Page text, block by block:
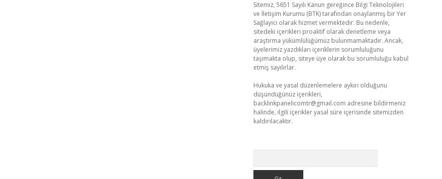
Sitemiz, 5651 Sayılı Kanun gereğince Bilgi Teknolojileri
ve İletişim Kurumu (BTK) tarafından onaylanmış bir Yer
Sağlayıcı olarak hizmet vermektedir. Bu nedenle,
sitedeki içerikleri proaktif olarak denetleme veya
araştırma yükümlülüğümüz bulunmamaktadır. Ancak,
üyelerimiz yazdıkları içeriklerin sorumluluğunu
taşımakta olup, siteye üye olarak bu sorumluluğu kabul
etmiş sayılırlar.
Hukuka ve yasal düzenlemelere aykırı olduğunu
düşündüğünüz içerikleri,
backlinkpanelicomtr@gmail.com adresine bildirmeniz
halinde, ilgili içerikler yasal süre içerisinde sitemizden
kaldırılacaktır.